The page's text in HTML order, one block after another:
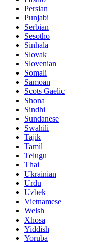
Persian
Punjabi
Serbian
Sesotho
Sinhala
Slovak
Slovenian
Somali
Samoan
Scots Gaelic
Shona
Sindhi
Sundanese
Swahili
Tajik
Tamil
Telugu
Thai
Ukrainian
Urdu
Uzbek
Vietnamese
Welsh
Xhosa
Yiddish
Yoruba